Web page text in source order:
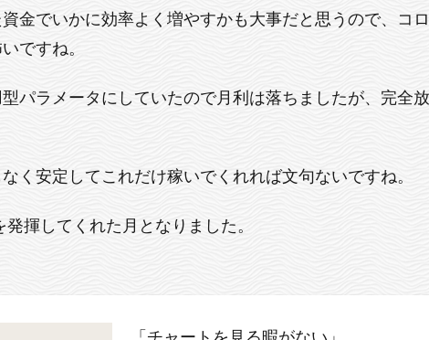
金でいかに効率よく増やすかも大事だと思うので、コ
ですね。
パラメータにしていたので月利は落ちましたが、完全
く安定してこれだけ稼いでくれれば文句ないですね。
発揮してくれた月となりました。